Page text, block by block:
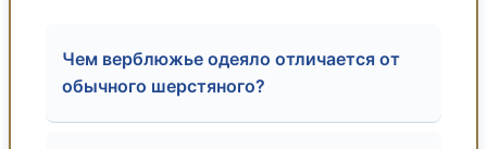
Чем верблюжье одеяло отличается от
обычного шерстяного?